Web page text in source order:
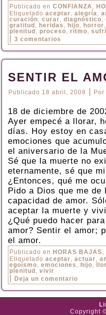
Publicado en CONFIANZA ,
Etiquetado aceptar, alegría,
curación, curar, diagnóstico,
gratitud , heridas , hijo, horror
plenitud , proceso, ritmo,
3 comentarios
SENTIR EL
Publicado 18 abril, 2009 Por
18 de diciembre de
Ayer empecé a llorar,
días. Hoy estoy en
emociones que
el aniversario de la
Sé que la muerte no
eternamente, sé que
¿Entonces, qué me
Pido a Dios que me
capacidad de amor.
aceptar la muerte y
¿Qué puedo hacer
amor? Sentir el amor;
el amor.
Publicado en HORAS BAJAS,
Etiquetado aceptar, actuar,
egoísmo, emociones , hijo,
plenitud , vivir
Deja un comentario
Copyright